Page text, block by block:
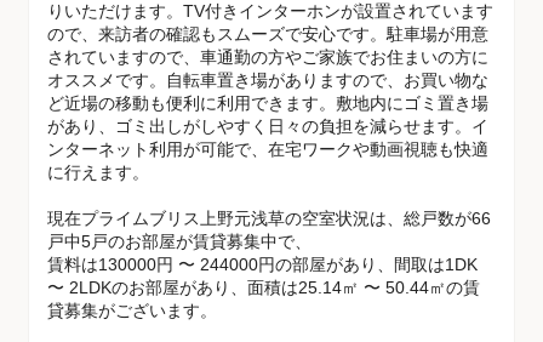
りいただけます。TV付きインターホンが設置されています
ので、来訪者の確認もスムーズで安心です。駐車場が用意
されていますので、車通勤の方やご家族でお住まいの方に
オススメです。自転車置き場がありますので、お買い物な
ど近場の移動も便利に利用できます。敷地内にゴミ置き場
があり、ゴミ出しがしやすく日々の負担を減らせます。イ
ンターネット利用が可能で、在宅ワークや動画視聴も快適
に行えます。
現在プライムブリス上野元浅草の空室状況は、総戸数が66
戸中5戸のお部屋が賃貸募集中で、
賃料は130000円 〜 244000円の部屋があり、間取は1DK
〜 2LDKのお部屋があり、面積は25.14㎡ 〜 50.44㎡の賃
貸募集がございます。